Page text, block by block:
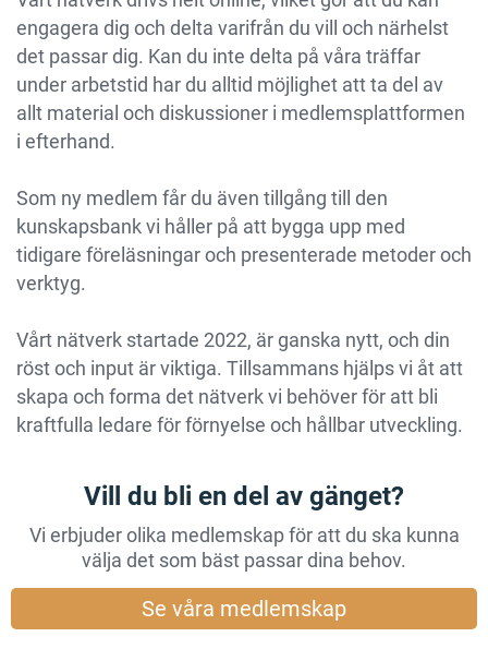
engagera dig och delta varifrån du vill och närhelst
det passar dig. Kan du inte delta på våra träffar
under arbetstid har du alltid möjlighet att ta del av
allt material och diskussioner i medlemsplattformen
i efterhand.
Som ny medlem får du även tillgång till den
kunskapsbank vi håller på att bygga upp med
tidigare föreläsningar och presenterade metoder och
verktyg.
Vårt nätverk startade 2022, är ganska nytt, och din
röst och input är viktiga. Tillsammans hjälps vi åt att
skapa och forma det nätverk vi behöver för att bli
kraftfulla ledare för förnyelse och hållbar utveckling.
Vill du bli en del av gänget?
Vi erbjuder olika medlemskap för att du ska kunna
välja det som bäst passar dina behov.
Se våra medlemskap